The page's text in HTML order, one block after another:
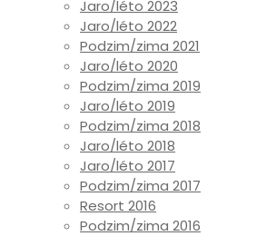
Jaro/léto 2023
Jaro/léto 2022
Podzim/zima 2021
Jaro/léto 2020
Podzim/zima 2019
Jaro/léto 2019
Podzim/zima 2018
Jaro/léto 2018
Jaro/léto 2017
Podzim/zima 2017
Resort 2016
Podzim/zima 2016